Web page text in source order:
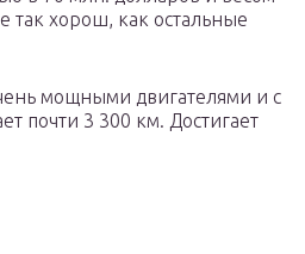
так хорош, как остальные
мощными двигателями и с
почти 3 300 км. Достигает